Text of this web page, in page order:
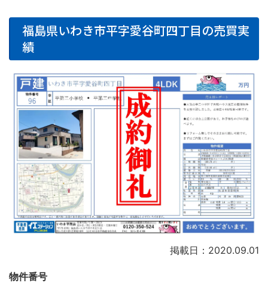
福島県いわき市平字愛谷町四丁目の売買実
績
掲載日：2020.09.01
物件番号